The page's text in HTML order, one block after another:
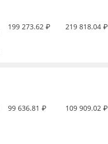
199 273.62 ₽ 219 818.04 ₽
99 636.81 ₽ 109 909.02 ₽